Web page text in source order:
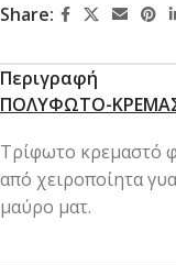
Share:
Περιγραφή
ΠΟΛΥΦΩΤΟ-
Τρίφωτο κρεμαστό
από χειροποίητα
μαύρο ματ.